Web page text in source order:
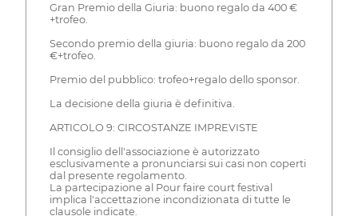
Gran Premio della Giuria: buono regalo da 400 €
+trofeo.
Secondo premio della giuria: buono regalo da 200
€+trofeo.
Premio del pubblico: trofeo+regalo dello sponsor.
La decisione della giuria è definitiva.
ARTICOLO 9: CIRCOSTANZE IMPREVISTE
Il consiglio dell'associazione è autorizzato
esclusivamente a pronunciarsi sui casi non coperti
dal presente regolamento.
La partecipazione al Pour faire court festival
implica l'accettazione incondizionata di tutte le
clausole indicate.